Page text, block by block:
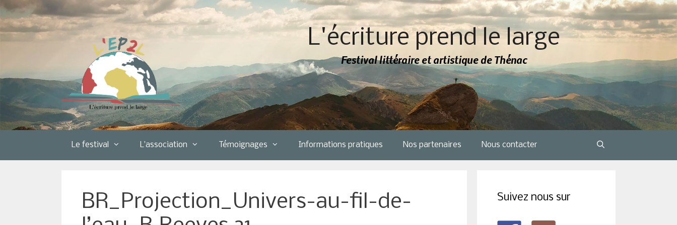
Aller
au
contenu
L'écriture prend le large
Festival littéraire et artistique de Thénac
Le festival L’association Témoignages Informations pratiques Nos partenaires Nous contacter
BR_Projection_Univers-au-fil-de-
Suivez nous sur